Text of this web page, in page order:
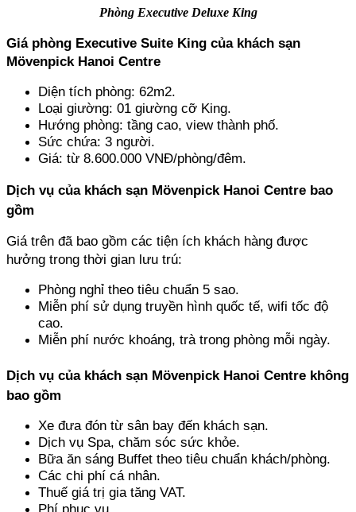
Phòng Executive Deluxe King
Giá phòng Executive Suite King của khách sạn
Mövenpick Hanoi Centre
Diện tích phòng: 62m2.
Loại giường: 01 giường cỡ King.
Hướng phòng: tầng cao, view thành phố.
Sức chứa: 3 người.
Giá: từ 8.600.000 VNĐ/phòng/đêm.
Dịch vụ của khách sạn Mövenpick Hanoi Centre bao
gồm
Giá trên đã bao gồm các tiện ích khách hàng được
hưởng trong thời gian lưu trú:
Phòng nghỉ theo tiêu chuẩn 5 sao.
Miễn phí sử dụng truyền hình quốc tế, wifi tốc độ
cao.
Miễn phí nước khoáng, trà trong phòng mỗi ngày.
Dịch vụ của khách sạn Mövenpick Hanoi Centre không
bao gồm
Xe đưa đón từ sân bay đến khách sạn.
Dịch vụ Spa, chăm sóc sức khỏe.
Bữa ăn sáng Buffet theo tiêu chuẩn khách/phòng.
Các chi phí cá nhân.
Thuế giá trị gia tăng VAT.
Phí phục vụ.